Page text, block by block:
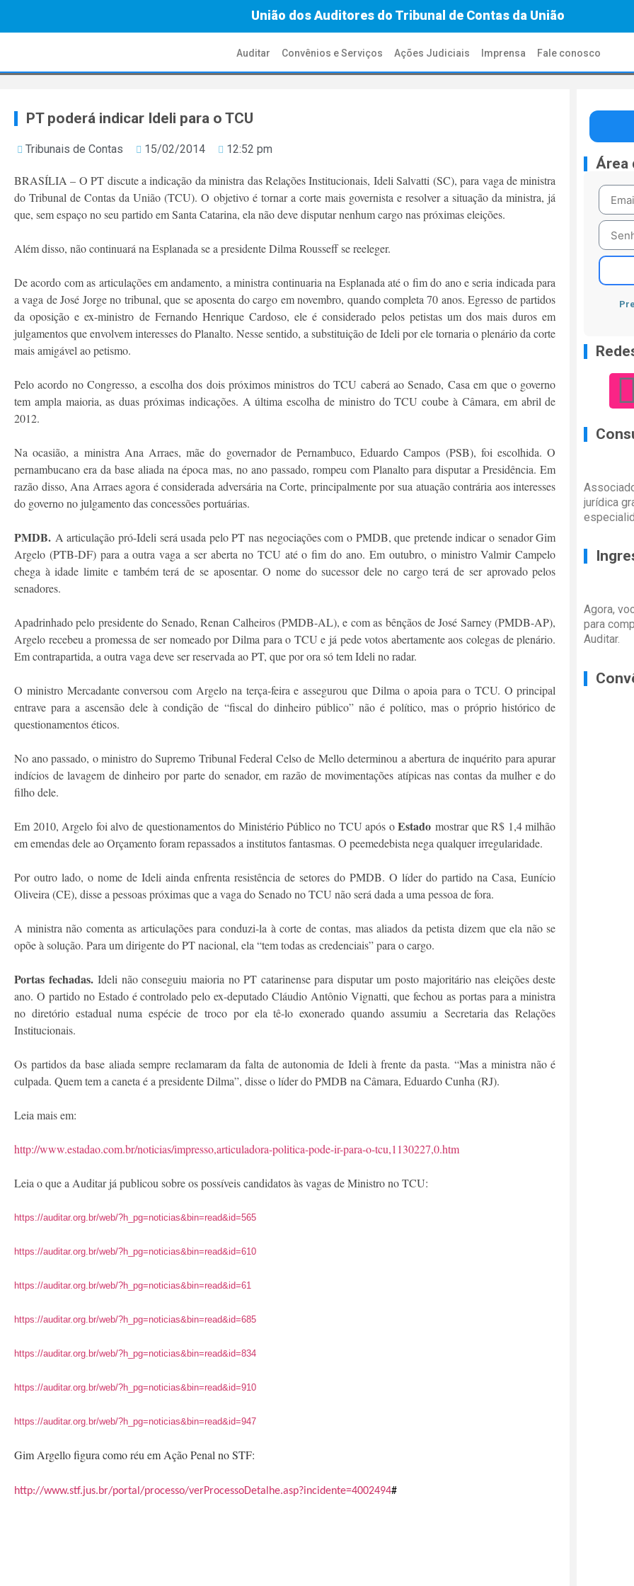
União dos Auditores do Tribunal de Contas da União
Auditar Convênios e Serviços Ações Judiciais Imprensa Fale conosco
PT poderá indicar Ideli para o TCU
Tribunais de Contas 15/02/2014 12:52 pm
BRASÍLIA – O PT discute a indicação da ministra das Relações Institucionais, Ideli Salvatti (SC), para vaga de ministra
do Tribunal de Contas da União (TCU). O objetivo é tornar a corte mais governista e resolver a situação da ministra, já
que, sem espaço no seu partido em Santa Catarina, ela não deve disputar nenhum cargo nas próximas eleições.
Além disso, não continuará na Esplanada se a presidente Dilma Rousseff se reeleger.
De acordo com as articulações em andamento, a ministra continuaria na Esplanada até o fim do ano e seria indicada para
a vaga de José Jorge no tribunal, que se aposenta do cargo em novembro, quando completa 70 anos. Egresso de partidos
da oposição e ex-ministro de Fernando Henrique Cardoso, ele é considerado pelos petistas um dos mais duros em
julgamentos que envolvem interesses do Planalto. Nesse sentido, a substituição de Ideli por ele tornaria o plenário da corte
mais amigável ao petismo.
Pelo acordo no Congresso, a escolha dos dois próximos ministros do TCU caberá ao Senado, Casa em que o governo
tem ampla maioria, as duas próximas indicações. A última escolha de ministro do TCU coube à Câmara, em abril de
2012.
Na ocasião, a ministra Ana Arraes, mãe do governador de Pernambuco, Eduardo Campos (PSB), foi escolhida. O
pernambucano era da base aliada na época mas, no ano passado, rompeu com Planalto para disputar a Presidência. Em
razão disso, Ana Arraes agora é considerada adversária na Corte, principalmente por sua atuação contrária aos interesses
do governo no julgamento das concessões portuárias.
PMDB. A articulação pró-Ideli será usada pelo PT nas negociações com o PMDB, que pretende indicar o senador Gim
Argelo (PTB-DF) para a outra vaga a ser aberta no TCU até o fim do ano. Em outubro, o ministro Valmir Campelo
chega à idade limite e também terá de se aposentar. O nome do sucessor dele no cargo terá de ser aprovado pelos
senadores.
Apadrinhado pelo presidente do Senado, Renan Calheiros (PMDB-AL), e com as bênçãos de José Sarney (PMDB-AP),
Argelo recebeu a promessa de ser nomeado por Dilma para o TCU e já pede votos abertamente aos colegas de plenário.
Em contrapartida, a outra vaga deve ser reservada ao PT, que por ora só tem Ideli no radar.
O ministro Mercadante conversou com Argelo na terça-feira e assegurou que Dilma o apoia para o TCU. O principal
entrave para a ascensão dele à condição de “fiscal do dinheiro público” não é político, mas o próprio histórico de
questionamentos éticos.
No ano passado, o ministro do Supremo Tribunal Federal Celso de Mello determinou a abertura de inquérito para apurar
indícios de lavagem de dinheiro por parte do senador, em razão de movimentações atípicas nas contas da mulher e do
filho dele.
Em 2010, Argelo foi alvo de questionamentos do Ministério Público no TCU após oEstado mostrar que R$ 1,4 milhão
em emendas dele ao Orçamento foram repassados a institutos fantasmas. O peemedebista nega qualquer irregularidade.
Por outro lado, o nome de Ideli ainda enfrenta resistência de setores do PMDB. O líder do partido na Casa, Eunício
Oliveira (CE), disse a pessoas próximas que a vaga do Senado no TCU não será dada a uma pessoa de fora.
A ministra não comenta as articulações para conduzi-la à corte de contas, mas aliados da petista dizem que ela não se
opõe à solução. Para um dirigente do PT nacional, ela “tem todas as credenciais” para o cargo.
Portas fechadas. Ideli não conseguiu maioria no PT catarinense para disputar um posto majoritário nas eleições deste
ano. O partido no Estado é controlado pelo ex-deputado Cláudio Antônio Vignatti, que fechou as portas para a ministra
no diretório estadual numa espécie de troco por ela tê-lo exonerado quando assumiu a Secretaria das Relações
Institucionais.
Os partidos da base aliada sempre reclamaram da falta de autonomia de Ideli à frente da pasta. “Mas a ministra não é
culpada. Quem tem a caneta é a presidente Dilma”, disse o líder do PMDB na Câmara, Eduardo Cunha (RJ).
Leia mais em:
http://www.estadao.com.br/noticias/impresso,articuladora-politica-pode-ir-para-o-tcu,1130227,0.htm
Leia o que a Auditar já publicou sobre os possíveis candidatos às vagas de Ministro no TCU:
https://auditar.org.br/web/?h_pg=noticias&bin=read&id=565
https://auditar.org.br/web/?h_pg=noticias&bin=read&id=610
https://auditar.org.br/web/?h_pg=noticias&bin=read&id=61
https://auditar.org.br/web/?h_pg=noticias&bin=read&id=685
https://auditar.org.br/web/?h_pg=noticias&bin=read&id=834
https://auditar.org.br/web/?h_pg=noticias&bin=read&id=910
https://auditar.org.br/web/?h_pg=noticias&bin=read&id=947
Gim Argello figura como réu em Ação Penal no STF:
http://www.stf.jus.br/portal/processo/verProcessoDetalhe.asp?incidente=4002494#
Área
jurídica
Agora,
para
Auditar.